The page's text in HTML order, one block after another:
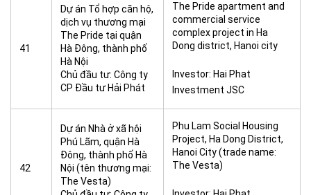
41
Dự án Tổ hợp căn hộ,
dịch vụ thương mại
The Pride tại quận
Hà Đông, thành phố
Hà Nội
Chủ đầu tư: Công ty
CP Đầu tư Hải Phát
The Pride apartment and
commercial service
complex project in Ha
Dong district, Hanoi city
Investor: Hai Phat
Investment JSC
42
Dự án Nhà ở xã hội
Phú Lãm, quận Hà
Đông, thành phố Hà
Nội (tên thương mại:
The Vesta)
Phu Lam Social Housing
Project, Ha Dong District,
Hanoi City (trade name:
The Vesta)